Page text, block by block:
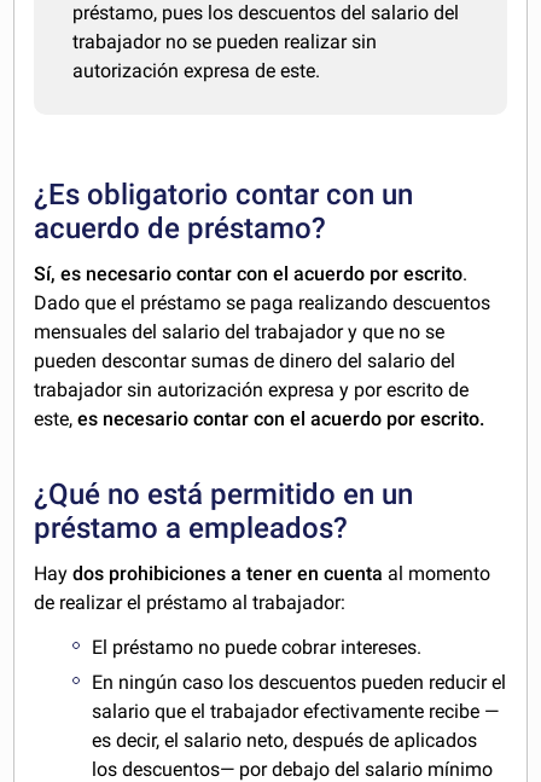
préstamo, pues los descuentos del salario del
trabajador no se pueden realizar sin
autorización expresa de este.
¿Es obligatorio contar con un
acuerdo de préstamo?
Sí, es necesario contar con el acuerdo por escrito.
Dado que el préstamo se paga realizando descuentos
mensuales del salario del trabajador y que no se
pueden descontar sumas de dinero del salario del
trabajador sin autorización expresa y por escrito de
este,es necesario contar con el acuerdo por escrito.
¿Qué no está permitido en un
préstamo a empleados?
Haydos prohibiciones a tener en cuenta al momento
de realizar el préstamo al trabajador:
El préstamo no puede cobrar intereses.
En ningún caso los descuentos pueden reducir el
salario que el trabajador efectivamente recibe —
es decir, el salario neto, después de aplicados
los descuentos— por debajo del salario mínimo